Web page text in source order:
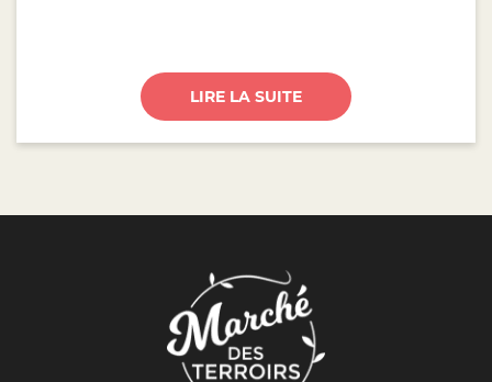
LIRE LA SUITE